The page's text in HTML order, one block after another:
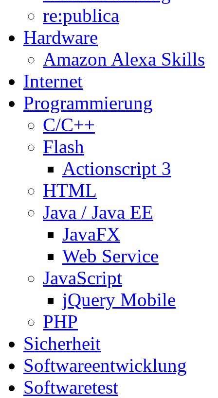
re:publica
Hardware
Amazon Alexa Skills
Internet
Programmierung
C/C++
Flash
Actionscript 3
HTML
Java / Java EE
JavaFX
Web Service
JavaScript
jQuery Mobile
PHP
Sicherheit
Softwareentwicklung
Softwaretest